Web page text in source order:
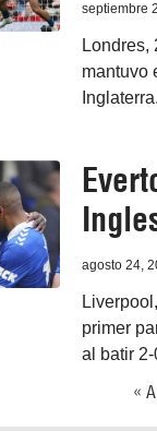
septiembre
Londres,
mantuvo
Inglaterra.
agosto 24,
primer
al batir
«